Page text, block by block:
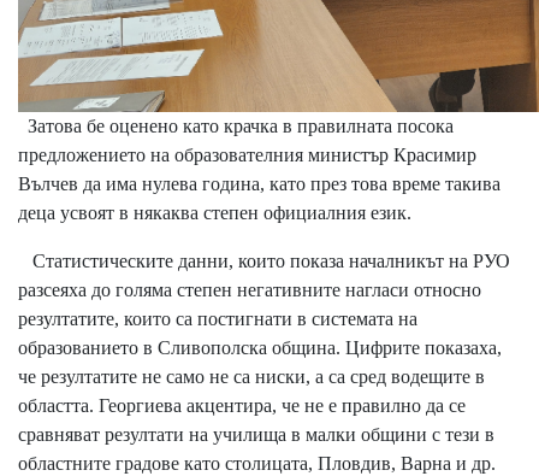
Затова бе оценено като крачка в правилната посока
предложението на образователния министър Красимир
Вълчев да има нулева година, като през това време такива
деца усвоят в някаква степен официалния език.
Статистическите данни, които показа началникът на РУО
разсеяха до голяма степен негативните нагласи относно
резултатите, които са постигнати в системата на
образованието в Сливополска община. Цифрите показаха,
че резултатите не само не са ниски, а са сред водещите в
областта. Георгиева акцентира, че не е правилно да се
сравняват резултати на училища в малки общини с тези в
областните градове като столицата, Пловдив, Варна и др.